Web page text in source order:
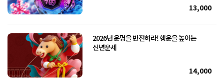
13,000
2026년 운명을 반전하라! 행운을 높이는
신년운세
14,000